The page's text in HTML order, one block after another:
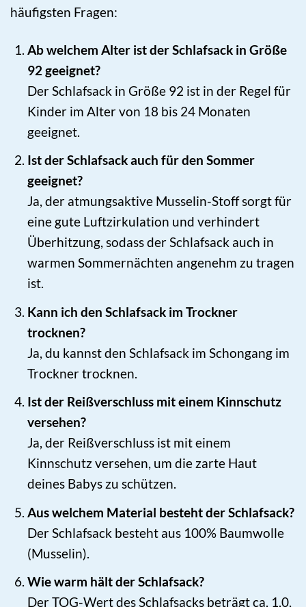
häufigsten Fragen:
Ab welchem Alter ist der Schlafsack in Größe
92 geeignet?
Der Schlafsack in Größe 92 ist in der Regel für
Kinder im Alter von 18 bis 24 Monaten
geeignet.
Ist der Schlafsack auch für den Sommer
geeignet?
Ja, der atmungsaktive Musselin-Stoff sorgt für
eine gute Luftzirkulation und verhindert
Überhitzung, sodass der Schlafsack auch in
warmen Sommernächten angenehm zu tragen
ist.
Kann ich den Schlafsack im Trockner
trocknen?
Ja, du kannst den Schlafsack im Schongang im
Trockner trocknen.
Ist der Reißverschluss mit einem Kinnschutz
versehen?
Ja, der Reißverschluss ist mit einem
Kinnschutz versehen, um die zarte Haut
deines Babys zu schützen.
Aus welchem Material besteht der Schlafsack?
Der Schlafsack besteht aus 100% Baumwolle
(Musselin).
Wie warm hält der Schlafsack?
Der TOG-Wert des Schlafsacks beträgt ca. 1.0,